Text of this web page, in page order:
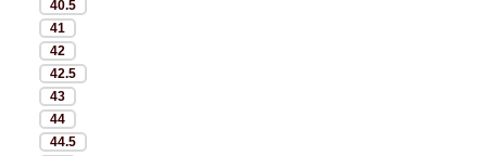
40.5
41
42
42.5
43
44
44.5